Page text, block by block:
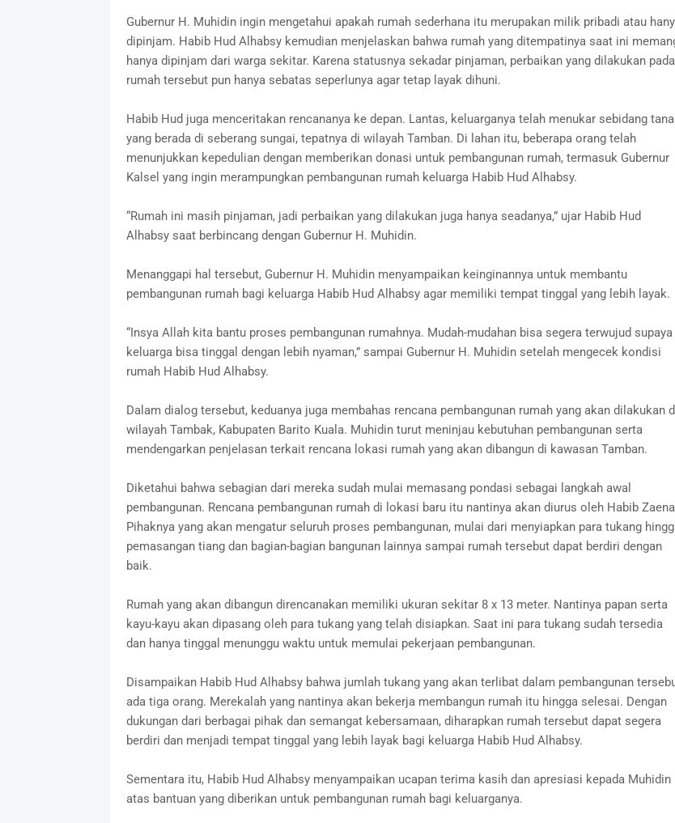
‎Gubernur H. Muhidin ingin mengetahui apakah rumah sederhana itu merupakan milik pribadi atau
dipinjam. Habib Hud Alhabsy kemudian menjelaskan bahwa rumah yang ditempatinya saat ini
hanya dipinjam dari warga sekitar. Karena statusnya sekadar pinjaman, perbaikan yang dilakukan pada
rumah tersebut pun hanya sebatas seperlunya agar tetap layak dihuni.
‎Habib Hud juga menceritakan rencananya ke depan. Lantas, keluarganya telah menukar sebidang
yang berada di seberang sungai, tepatnya di wilayah Tamban. Di lahan itu, beberapa orang telah
menunjukkan kepedulian dengan memberikan donasi untuk pembangunan rumah, termasuk Gubernur
Kalsel yang ingin merampungkan pembangunan rumah keluarga Habib Hud Alhabsy.
‎“Rumah ini masih pinjaman, jadi perbaikan yang dilakukan juga hanya seadanya,” ujar Habib Hud
Alhabsy saat berbincang dengan Gubernur H. Muhidin.
‎Menanggapi hal tersebut, Gubernur H. Muhidin menyampaikan keinginannya untuk membantu
pembangunan rumah bagi keluarga Habib Hud Alhabsy agar memiliki tempat tinggal yang lebih layak.
‎“Insya Allah kita bantu proses pembangunan rumahnya. Mudah-mudahan bisa segera terwujud supaya
keluarga bisa tinggal dengan lebih nyaman,” sampai Gubernur H. Muhidin setelah mengecek kondisi
rumah Habib Hud Alhabsy.
‎Dalam dialog tersebut, keduanya juga membahas rencana pembangunan rumah yang akan dilakukan
wilayah Tambak, Kabupaten Barito Kuala. Muhidin turut meninjau kebutuhan pembangunan serta
mendengarkan penjelasan terkait rencana lokasi rumah yang akan dibangun di kawasan Tamban.
‎Diketahui bahwa sebagian dari mereka sudah mulai memasang pondasi sebagai langkah awal
pembangunan. Rencana pembangunan rumah di lokasi baru itu nantinya akan diurus oleh Habib
Pihaknya yang akan mengatur seluruh proses pembangunan, mulai dari menyiapkan para tukang
pemasangan tiang dan bagian-bagian bangunan lainnya sampai rumah tersebut dapat berdiri dengan
baik.
‎Rumah yang akan dibangun direncanakan memiliki ukuran sekitar 8 x 13 meter. Nantinya papan serta
kayu-kayu akan dipasang oleh para tukang yang telah disiapkan. Saat ini para tukang sudah tersedia
dan hanya tinggal menunggu waktu untuk memulai pekerjaan pembangunan.
‎Disampaikan Habib Hud Alhabsy bahwa jumlah tukang yang akan terlibat dalam pembangunan
ada tiga orang. Merekalah yang nantinya akan bekerja membangun rumah itu hingga selesai. Dengan
dukungan dari berbagai pihak dan semangat kebersamaan, diharapkan rumah tersebut dapat segera
berdiri dan menjadi tempat tinggal yang lebih layak bagi keluarga Habib Hud Alhabsy.
‎Sementara itu, Habib Hud Alhabsy menyampaikan ucapan terima kasih dan apresiasi kepada Muhidin
atas bantuan yang diberikan untuk pembangunan rumah bagi keluarganya.